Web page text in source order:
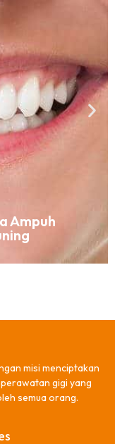
Ampuh
misi menciptakan
gigi yang
semua orang.